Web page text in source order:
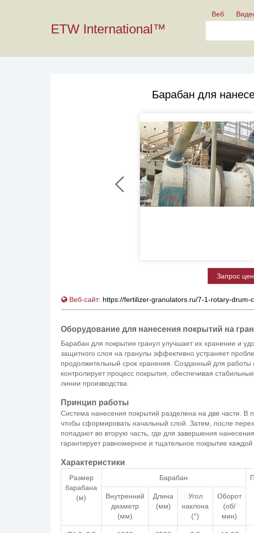
ETW International™
Веб
Барабан для
Запрос
Веб-сайт: https://fertilizer-granulators.ru/7-1-rotary-drum-
Оборудование для нанесения покрытий на
Барабан для покрытия гранул улучшает их хранение и
защитного слоя на гранулы эффективно устраняет
продолжительный срок хранения. Созданный для работы
контролирует процесс покрытия, обеспечивая
линии производства.
Принцип работы
Система нанесения покрытий разделена на две части. В
чтобы сформировать начальный слой. Затем, после
попадают во вторую часть, где для завершения
гарантирует равномерное и тщательное покрытие каждой
Характеристики
Размер
барабана
(м)
Барабан
Внутренний
диаметр
(мм)
Длина
(мм)
Угол
наклона
(°)
Оборот
(об/
мин)